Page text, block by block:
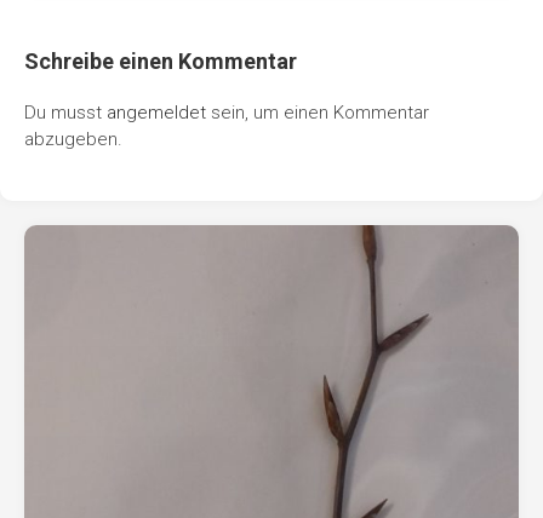
Schreibe einen Kommentar
Du musst angemeldet sein, um einen Kommentar
abzugeben.